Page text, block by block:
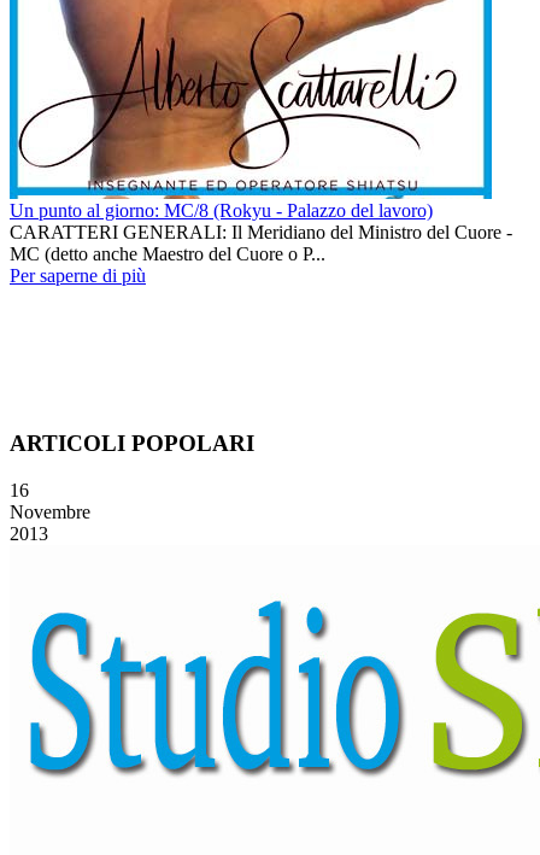
Un punto al giorno: MC/8 (Rokyu - Palazzo del lavoro)
CARATTERI GENERALI: Il Meridiano del Ministro del Cuore -
MC (detto anche Maestro del Cuore o P...
Per saperne di più
ARTICOLI POPOLARI
16
Novembre
2013